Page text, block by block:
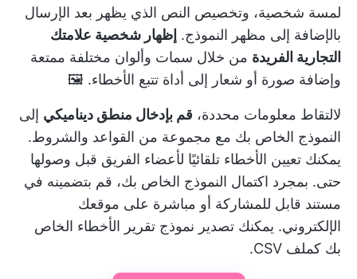
لمسة شخصية، وتخصيص النص الذي يظهر بعد الإرسال
بالإضافة إلى مظهر النموذج. إظهار شخصية علامتك
التجارية الفريدة من خلال سمات وألوان مختلفة ممتعة
وإضافة صورة أو شعار إلى أداة تتبع الأخطاء. 🖼️
لالتقاط معلومات محددة، قم بإدخال منطق ديناميكي إلى
النموذج الخاص بك مع مجموعة من القواعد والشروط.
يمكنك تعيين الأخطاء تلقائيًا لأعضاء الفريق قبل وصولها
حتى. بمجرد اكتمال النموذج الخاص بك، قم بتضمينه في
مستند قابل للمشاركة أو مباشرة على موقعك
الإلكتروني. يمكنك تصدير نموذج تقرير الأخطاء الخاص
بك كملف CSV.